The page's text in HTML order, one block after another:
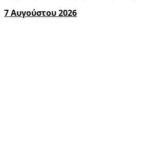
7 Αυγούστου 2026